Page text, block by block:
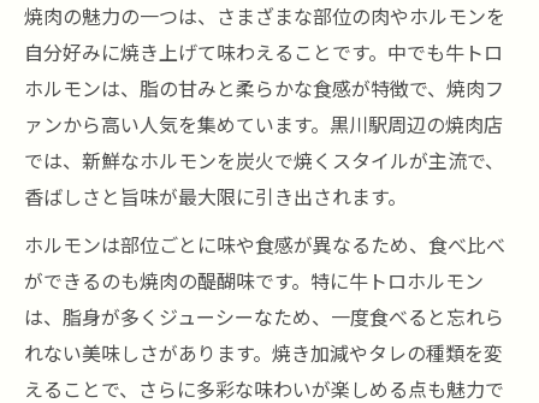
焼肉の魅力の一つは、さまざまな部位の肉やホルモンを
自分好みに焼き上げて味わえることです。中でも牛トロ
ホルモンは、脂の甘みと柔らかな食感が特徴で、焼肉フ
ァンから高い人気を集めています。黒川駅周辺の焼肉店
では、新鮮なホルモンを炭火で焼くスタイルが主流で、
香ばしさと旨味が最大限に引き出されます。
ホルモンは部位ごとに味や食感が異なるため、食べ比べ
ができるのも焼肉の醍醐味です。特に牛トロホルモン
は、脂身が多くジューシーなため、一度食べると忘れら
れない美味しさがあります。焼き加減やタレの種類を変
えることで、さらに多彩な味わいが楽しめる点も魅力で